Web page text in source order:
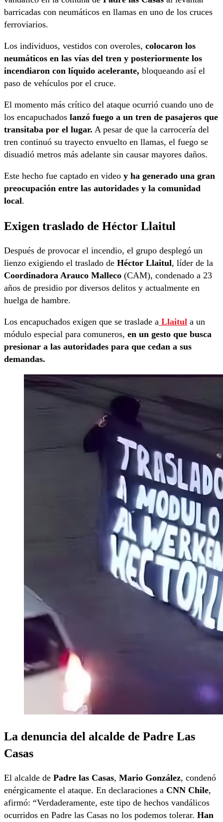
barricadas con neumáticos en llamas en uno de los cruces
ferroviarios.
Los individuos, vestidos con overoles, colocaron los
neumáticos en las vías del tren y posteriormente los
incendiaron con líquido acelerante, bloqueando así el
paso de vehículos por el cruce.
El momento más crítico del ataque ocurrió cuando uno de
los encapuchados lanzó fuego a un tren de pasajeros que
transitaba por el lugar. A pesar de que la carrocería del
tren continuó su trayecto envuelto en llamas, el fuego se
disuadió metros más adelante sin causar mayores daños.
Este hecho fue captado en video y ha generado una gran
preocupación entre las autoridades y la comunidad
local.
Exigen traslado de Héctor Llaitul
Después de provocar el incendio, el grupo desplegó un
lienzo exigiendo el traslado de Héctor Llaitul, líder de la
Coordinadora Arauco Malleco (CAM), condenado a 23
años de presidio por diversos delitos y actualmente en
huelga de hambre.
Los encapuchados exigen que se traslade a Llaitul a un
módulo especial para comuneros, en un gesto que busca
presionar a las autoridades para que cedan a sus
demandas.
La denuncia del alcalde de Padre Las
Casas
El alcalde de Padre las Casas, Mario González, condenó
enérgicamente el ataque. En declaraciones a CNN Chile,
afirmó: “Verdaderamente, este tipo de hechos vandálicos
ocurridos en Padre las Casas no los podemos tolerar. Han